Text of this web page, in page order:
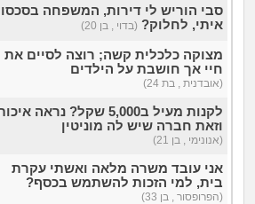
סבי הוריש לי דירות, המשפחה
איתי, לחלוק? (בדוי , בן 20)
מצוקה כלכלית קשה; רוצה לסיים את
חיי אך חושבת על הילדים
(אובדנית , בת 24)
לקנות מעיל ב5,000 שקל? נראה
וזאת חברה שיש לה מוניטין
(אנונימי , בן 21)
אני עובד משרה מלאה ואשתי עקרת
בית, למי הזכות להשתמש בכסף?
(הפרופסור , בן 33)